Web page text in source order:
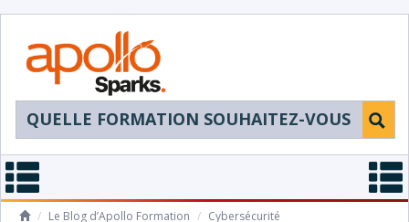
/ Le Blog d’Apollo Formation / Cybersécurité